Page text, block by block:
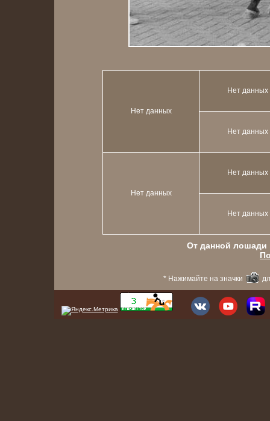
Нет данных
Нет данных
Нет данных
Нет данных
Нет данных
Нет данных
От данной лошади
* Нажимайте на значки